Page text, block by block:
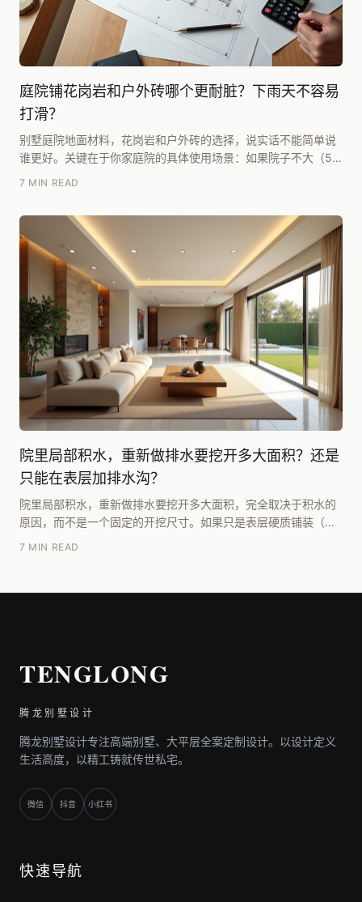
庭院铺花岗岩和户外砖哪个更耐脏？下雨天不容易
打滑？
别墅庭院地面材料，花岗岩和户外砖的选择，说实话不能简单说
谁更好。关键在于你家庭院的具体使用场景：如果院子不大（50
7 MIN READ
院里局部积水，重新做排水要挖开多大面积？还是
只能在表层加排水沟？
院里局部积水，重新做排水要挖开多大面积，完全取决于积水的
原因，而不是一个固定的开挖尺寸。如果只是表层硬质铺装（如
7 MIN READ
TENGLONG
腾龙别墅设计
腾龙别墅设计专注高端别墅、大平层全案定制设计。以设计定义
生活高度，以精工铸就传世私宅。
微信 抖音 小红书
快速导航